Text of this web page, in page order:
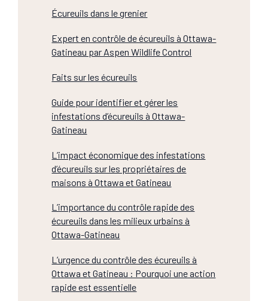
Écureuils dans le grenier
Expert en contrôle de écureuils à Ottawa-
Gatineau par Aspen Wildlife Control
Faits sur les écureuils
Guide pour identifier et gérer les
infestations d’écureuils à Ottawa-
Gatineau
L’impact économique des infestations
d’écureuils sur les propriétaires de
maisons à Ottawa et Gatineau
L’importance du contrôle rapide des
écureuils dans les milieux urbains à
Ottawa-Gatineau
L’urgence du contrôle des écureuils à
Ottawa et Gatineau : Pourquoi une action
rapide est essentielle